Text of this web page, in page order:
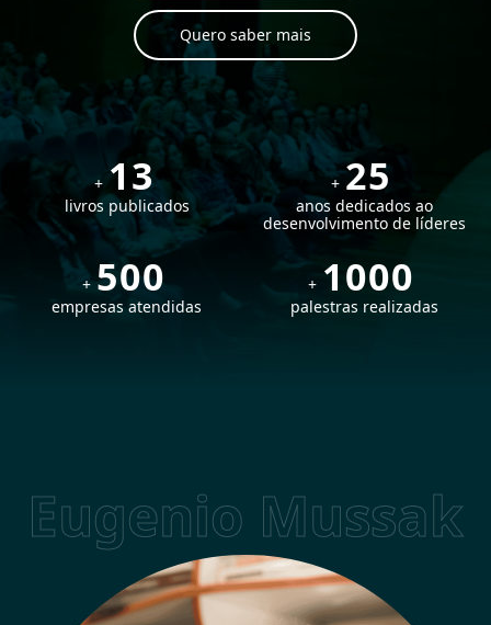
Quero saber mais
+ 13
livros publicados
+ 25
anos dedicados ao
desenvolvimento de líderes
+ 500
empresas atendidas
+ 1000
palestras realizadas
Eugenio Mussak